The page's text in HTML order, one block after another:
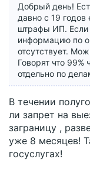
Добрый день!
давно с 19
штрафы ИП. Если
информацию по
отсутствует.
Говорят что 99%
отдельно по
В течении
ли запрет на
заграницу ,
уже 8 месяцев!
госуслугах!